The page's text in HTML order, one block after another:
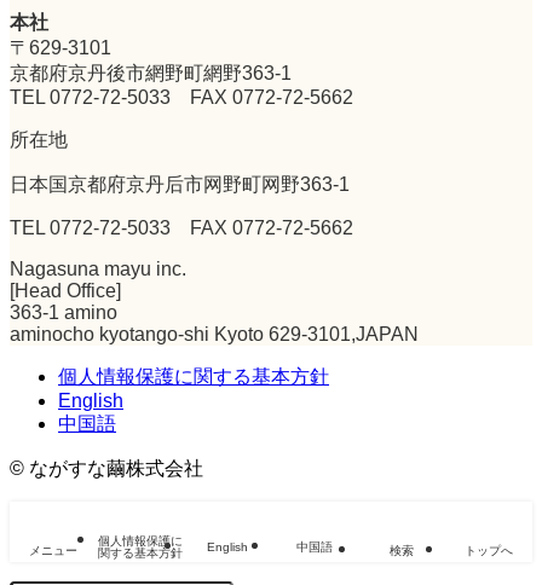
本社
〒629-3101
京都府京丹後市網野町網野363-1
TEL 0772-72-5033 FAX 0772-72-5662
所在地
日本国京都府京丹后市网野町网野363-1
TEL 0772-72-5033 FAX 0772-72-5662
Nagasuna mayu inc.
[Head Office]
363-1 amino
aminocho kyotango-shi Kyoto 629-3101,JAPAN
個人情報保護に関する基本方針
English
中国語
© ながすな繭株式会社
メニュー
個人情報保護に
関する基本方針
English 中国語 検索 トップへ